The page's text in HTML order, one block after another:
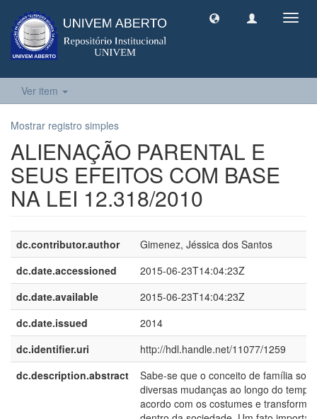
Ver item
Mostrar registro simples
ALIENAÇÃO PARENTAL E
SEUS EFEITOS COM BASE
NA LEI 12.318/2010
dc.contributor.author
Gimenez, Jéssica dos Santos
dc.date.accessioned
2015-06-23T14:04:23Z
dc.date.available
2015-06-23T14:04:23Z
dc.date.issued
2014
dc.identifier.uri
http://hdl.handle.net/11077/1259
dc.description.abstract
Sabe-se que o conceito de família
diversas mudanças ao longo do
acordo com os costumes e